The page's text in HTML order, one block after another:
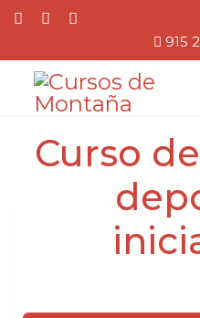
915
Curso